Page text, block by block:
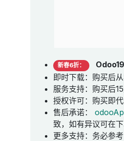
新春6折：
即时下载：购买后
服务支持：购买后
授权许可：购买即
售后承诺：
致，如有异议可在
更多支持：务必参考